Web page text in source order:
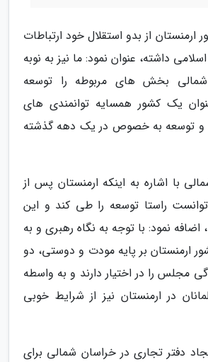
ارمنستان از بدو استقلال خود ارتباطات
داشته، عنوان نمود: ما نیز به نوبه
بخش های مربوطه را توسعه
یک کشور همسایه توانمندی های
و توسعه به خصوص در یک دهه گذشته
با اشاره به اینکه ارمنستان پس از
راستا توسعه را طی کند و این
نمود: با توجه به نگاه رهبری و به
ارمنستان بر پایه مودت و دوستی، دو
مجلس را در اختیار دارند و به واسطه
در ارمنستان نیز از شرایط خوبی
دفتر تجاری در خراسان شمالی برای